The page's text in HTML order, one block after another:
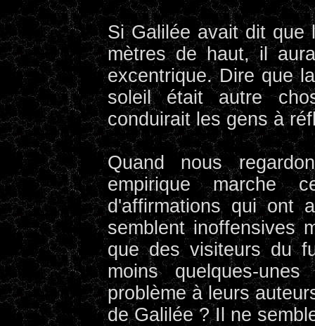
Si Galilée avait dit que
mètres de haut, il
excentrique. Dire que
soleil était autre
conduirait les gens à
Quand nous
empirique marche
d'affirmations qui ont
semblent inoffensives
que des visiteurs du
moins quelques-
problème à leurs
de Galilée ? Il ne